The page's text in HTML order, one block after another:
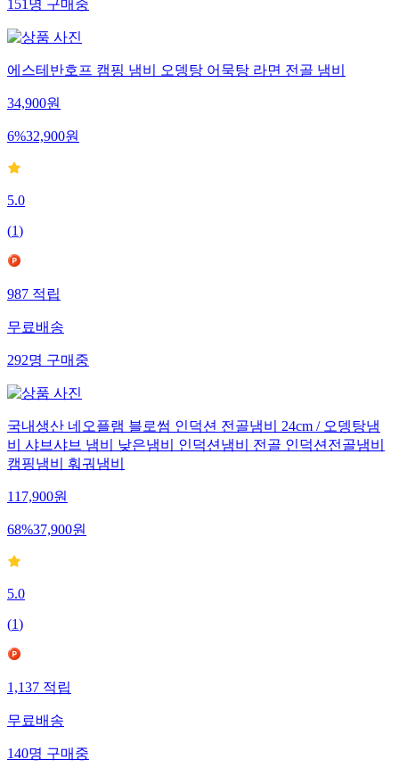
151명구매중
에스테반호프 캠핑 냄비 오뎅탕 어묵탕 라면 전골 냄비
34,900원
6%32,900원
5.0
(1)
987적립
무료배송
292명구매중
국내생산 네오플램 블로썸 인덕션 전골냄비 24cm / 오뎅탕냄
비 샤브샤브 냄비 낮은냄비 인덕션냄비 전골 인덕션전골냄비
캠핑냄비 훠궈냄비
117,900원
68%37,900원
5.0
(1)
1,137적립
무료배송
140명구매중